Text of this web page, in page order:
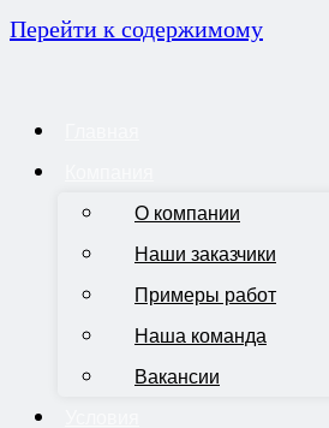
Перейти к содержимому
О компании
Наши заказчики
Примеры работ
Наша команда
Вакансии